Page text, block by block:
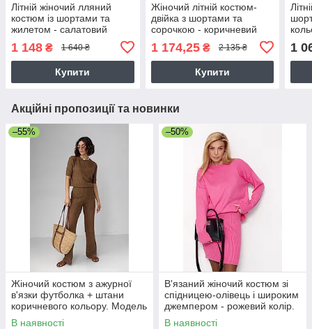
Літній жіночий лляний
костюм із шортами та
жилетом - салатовий
1 148 ₴ 1 640 ₴
Купити
Жіночий літній костюм-
двійка з шортами та
сорочкою - коричневий
1 174,25₴ 2 135 ₴
Купити
1
Акційні пропозиції та новинки
–55%
Жіночий костюм з ажурної
в'язки футболка + штани
коричневого кольору. Модель
023128
В наявності
–50%
В'язаний жіночий костюм зі
спідницею-олівець і широким
джемпером - рожевий колір.
Модель 01018. Oversize S-L
В наявності